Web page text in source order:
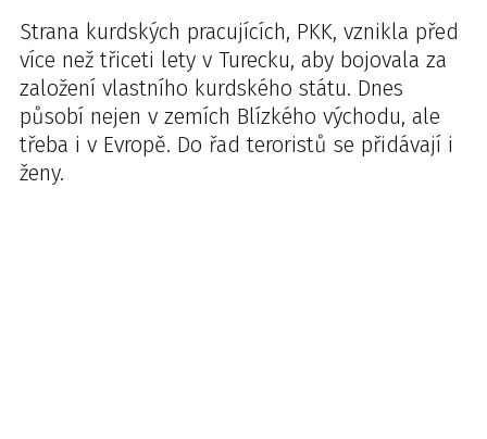
Strana kurdských pracujících, PKK, vznikla před
více než třiceti lety v Turecku, aby bojovala za
založení vlastního kurdského státu. Dnes
působí nejen v zemích Blízkého východu, ale
třeba i v Evropě. Do řad teroristů se přidávají i
ženy.